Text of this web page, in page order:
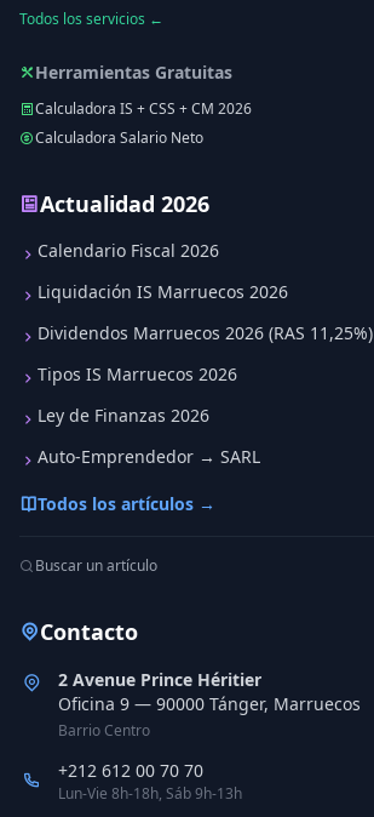
Todos los servicios ←
Herramientas Gratuitas
Calculadora IS + CSS + CM 2026
Calculadora Salario Neto
Actualidad 2026
Calendario Fiscal 2026
Liquidación IS Marruecos 2026
Dividendos Marruecos 2026 (RAS 11,25%)
Tipos IS Marruecos 2026
Ley de Finanzas 2026
Auto-Emprendedor → SARL
Todos los artículos →
Buscar un artículo
Contacto
2 Avenue Prince Héritier
Oficina 9 — 90000 Tánger, Marruecos
Barrio Centro
+212 612 00 70 70
Lun-Vie 8h-18h, Sáb 9h-13h